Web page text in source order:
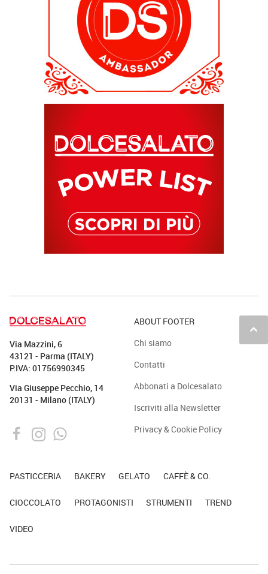
keyboard_arrow_up
Via Mazzini, 6
43121 - Parma (ITALY)
P.IVA: 01756990345
Via Giuseppe Pecchio, 14
20131 - Milano (ITALY)
ABOUT FOOTER
Chi siamo
Contatti
Abbonati a Dolcesalato
Iscriviti alla Newsletter
Privacy & Cookie Policy
PASTICCERIA BAKERY GELATO CAFFÈ & CO.
CIOCCOLATO PROTAGONISTI STRUMENTI TREND
VIDEO